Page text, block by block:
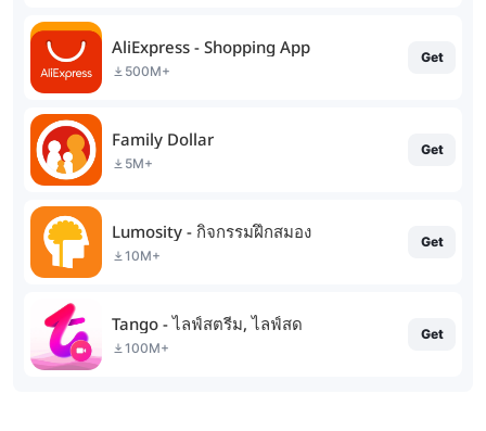
AliExpress - Shopping App
500M+
Get
Family Dollar
5M+
Get
Lumosity - กิจกรรมฝึกสมอง
10M+
Get
Tango - ไลฟ์สตรีม, ไลฟ์สด
100M+
Get